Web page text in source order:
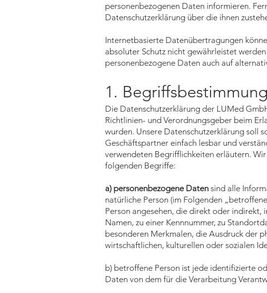
personenbezogenen Daten informieren.
Datenschutzerklärung über die ihnen
Internetbasierte Datenübertragungen
absoluter Schutz nicht gewährleistet
personenbezogene Daten auch auf
1.
Die Datenschutzerklärung der LUMed
Richtlinien- und Verordnungsgeber beim
wurden. Unsere Datenschutzerklärung soll
Geschäftspartner einfach lesbar und
verwendeten Begrifflichkeiten erläutern.
folgenden Begriffe:
a) personenbezogene Daten sind alle
natürliche Person (im Folgenden
Person angesehen, die direkt oder indirekt,
Namen, zu einer Kennnummer, zu
besonderen Merkmalen, die Ausdruck der
wirtschaftlichen, kulturellen oder sozialen
b) betroffene Person ist jede identifizierte
Daten von dem für die Verarbeitung